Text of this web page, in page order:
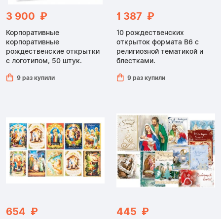
3 900 ₽
Корпоративные
корпоративные
рождественские открытки
с логотипом, 50 штук.
9 раз купили
1 387 ₽
10 рождественских
открыток формата B6 с
религиозной тематикой и
блестками.
9 раз купили
654 ₽ 445 ₽